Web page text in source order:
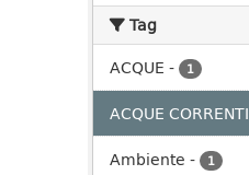
Tag
ACQUE - 1
ACQUE CORRENTI
Ambiente - 1